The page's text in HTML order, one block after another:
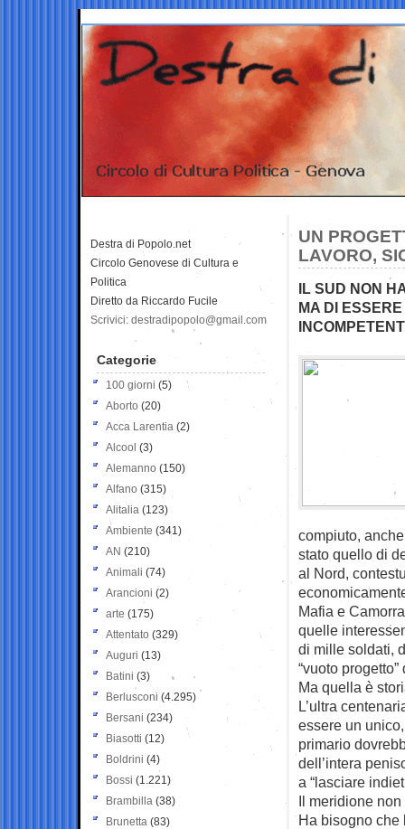
UN
LAVORO,
IL SUD NON
MA DI
compiuto,
stato quello di
al Nord,
Mafia e
quelle
di mille soldati,
“vuoto
Ma quella è
L’ultra
essere un
primario
dell’intera
a “lasciare
Il meridione non
Ha bisogno che
Destra di Popolo.net
Circolo Genovese di Cultura e
Politica
Diretto da Riccardo Fucile
Scrivici: destradipopolo@gmail.com
Categorie
100 giorni (5)
Aborto (20)
Acca Larentia (2)
Alcool (3)
Alemanno (150)
Alfano (315)
Alitalia (123)
Ambiente (341)
AN (210)
Animali (74)
Arancioni (2)
arte (175)
Attentato (329)
Auguri (13)
Batini (3)
Berlusconi (4.295)
Bersani (234)
Biasotti (12)
Boldrini (4)
Bossi (1.221)
Brambilla (38)
Brunetta (83)